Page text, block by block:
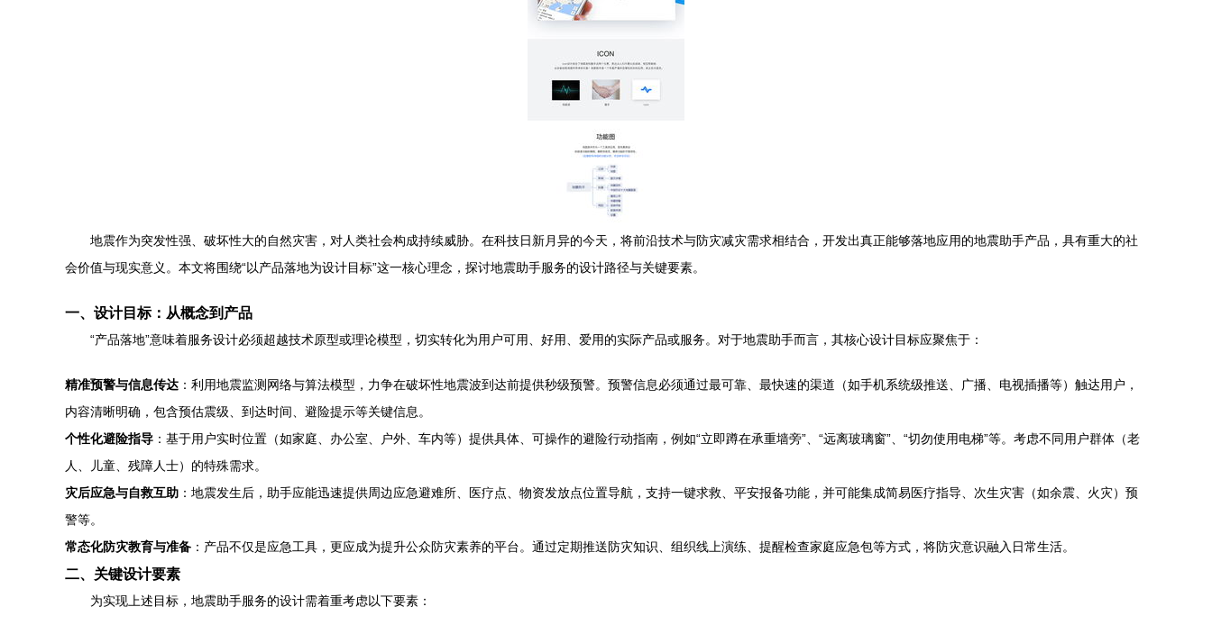
地震作为突发性强、破坏性大的自然灾害，对人类社会构成持续威胁。在科技日新月异的今天，将前沿技术与防灾减灾需求相结合，开发出真正能够落地应用的地震助手产品，具有重大的社
会价值与现实意义。本文将围绕“以产品落地为设计目标”这一核心理念，探讨地震助手服务的设计路径与关键要素。
一、设计目标：从概念到产品
“产品落地”意味着服务设计必须超越技术原型或理论模型，切实转化为用户可用、好用、爱用的实际产品或服务。对于地震助手而言，其核心设计目标应聚焦于：
精准预警与信息传达 ：利用地震监测网络与算法模型，力争在破坏性地震波到达前提供秒级预警。预警信息必须通过最可靠、最快速的渠道（如手机系统级推送、广播、电视插播等）触达用户，
内容清晰明确，包含预估震级、到达时间、避险提示等关键信息。
个性化避险指导 ：基于用户实时位置（如家庭、办公室、户外、车内等）提供具体、可操作的避险行动指南，例如“立即蹲在承重墙旁”、“远离玻璃窗”、“切勿使用电梯”等。考虑不同用户群体（老
人、儿童、残障人士）的特殊需求。
灾后应急与自救互助 ：地震发生后，助手应能迅速提供周边应急避难所、医疗点、物资发放点位置导航，支持一键求救、平安报备功能，并可能集成简易医疗指导、次生灾害（如余震、火灾）预
警等。
常态化防灾教育与准备 ：产品不仅是应急工具，更应成为提升公众防灾素养的平台。通过定期推送防灾知识、组织线上演练、提醒检查家庭应急包等方式，将防灾意识融入日常生活。
二、关键设计要素
为实现上述目标，地震助手服务的设计需着重考虑以下要素：